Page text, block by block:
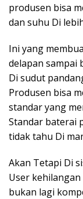
produsen bisa
dan suhu Di
Ini yang
delapan sampai
Di sudut
Produsen bisa
standar yang
Standar baterai
tidak tahu Di
Akan Tetapi Di
User
bukan lagi